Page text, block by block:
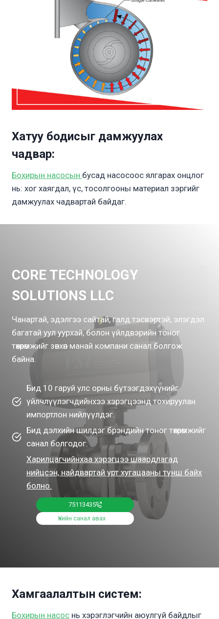
Хатуу бодисыг дамжуулах
чадвар:
Бохирын насосын бусад насосоос ялгарах онцлог
нь: хог хаягдал, үс, тосолгооны материал зэргийг
дамжуулах чадвартай байдаг.
CORE TECHNOLOGY
SOLUTIONS LLC
Чанартай, эдэлгээ сайтай, галд тэсвэртэй, элэгдэл
багатай уул уурхай, болон үйлдвэрийн тоног
төхөөрөмжийг зөвхөн манай компани санал болгож
байна.
Бид 10 гаруй улс орны бүтээгдэхүүнийг
үйлчлүүлэгчдийнхээ хэрэгцээнд тохируулан
импортлон нийлүүлдэг.
Бид дэлхийн шилдэг брэндийн тоног төхөөрөмжийг
санал болгодог.
Харилцагчийнхаа хэрэгцээ шаардлагад
нийцсэн, найдвартай урт хугацааны түнш байх
болно.
75113435
Үнийн санал авах
Хамгаалалтын систем:
Бохирын насос нь хэрэглэгчийн аюулгүй байдлыг